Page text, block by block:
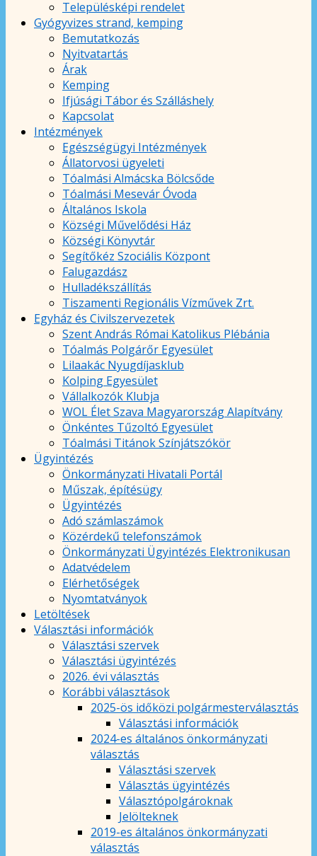
Településképi rendelet
Gyógyvizes strand, kemping
Bemutatkozás
Nyitvatartás
Árak
Kemping
Ifjúsági Tábor és Szálláshely
Kapcsolat
Intézmények
Egészségügyi Intézmények
Állatorvosi ügyeleti
Tóalmási Almácska Bölcsőde
Tóalmási Mesevár Óvoda
Általános Iskola
Községi Művelődési Ház
Községi Könyvtár
Segítőkéz Szociális Központ
Falugazdász
Hulladékszállítás
Tiszamenti Regionális Vízművek Zrt.
Egyház és Civilszervezetek
Szent András Római Katolikus Plébánia
Tóalmás Polgárőr Egyesület
Lilaakác Nyugdíjasklub
Kolping Egyesület
Vállalkozók Klubja
WOL Élet Szava Magyarország Alapítvány
Önkéntes Tűzoltó Egyesület
Tóalmási Titánok Színjátszókör
Ügyintézés
Önkormányzati Hivatali Portál
Műszak, építésügy
Ügyintézés
Adó számlaszámok
Közérdekű telefonszámok
Önkormányzati Ügyintézés Elektronikusan
Adatvédelem
Elérhetőségek
Nyomtatványok
Letöltések
Választási információk
Választási szervek
Választási ügyintézés
2026. évi választás
Korábbi választások
2025-ös időközi polgármesterválasztás
Választási információk
2024-es általános önkormányzati
választás
Választási szervek
Választás ügyintézés
Választópolgároknak
Jelölteknek
2019-es általános önkormányzati
választás